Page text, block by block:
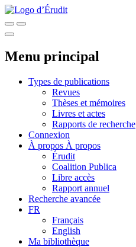
Menu principal
Types de publications
Revues
Thèses et mémoires
Livres et actes
Rapports de recherche
Connexion
À propos À propos
Érudit
Coalition Publica
Libre accès
Rapport annuel
Recherche avancée
FR
Français
English
Ma bibliothèque